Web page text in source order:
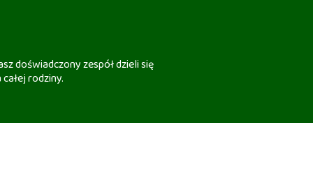
doświadczony zespół dzieli się
rodziny.